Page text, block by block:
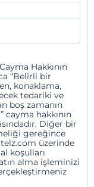
Hakkının
“Belirli bir
konaklama,
tedariki ve
boş zamanın
hakkının
Diğer bir
gereğince
üzerinde
koşulları
alma işleminizi